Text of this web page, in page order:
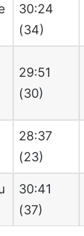
30:24
(34)
29:51
(30)
28:37
(23)
30:41
(37)